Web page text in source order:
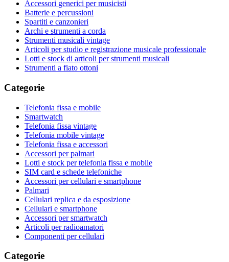
Accessori generici per musicisti
Batterie e percussioni
Spartiti e canzonieri
Archi e strumenti a corda
Strumenti musicali vintage
Articoli per studio e registrazione musicale professionale
Lotti e stock di articoli per strumenti musicali
Strumenti a fiato ottoni
Categorie
Telefonia fissa e mobile
Smartwatch
Telefonia fissa vintage
Telefonia mobile vintage
Telefonia fissa e accessori
Accessori per palmari
Lotti e stock per telefonia fissa e mobile
SIM card e schede telefoniche
Accessori per cellulari e smartphone
Palmari
Cellulari replica e da esposizione
Cellulari e smartphone
Accessori per smartwatch
Articoli per radioamatori
Componenti per cellulari
Categorie